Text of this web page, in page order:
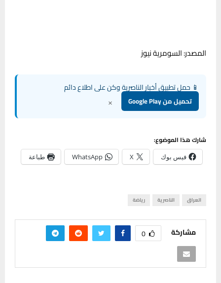
المصدر: السومرية نيوز
📱 حمل تطبيق أخبار الناصرية وكن على اطلاع دائم
تحميل من Google Play ×
شارك هذا الموضوع:
فيس بوك X
WhatsApp طباعة
العراق الناصرية رياضة
مشاركة 0